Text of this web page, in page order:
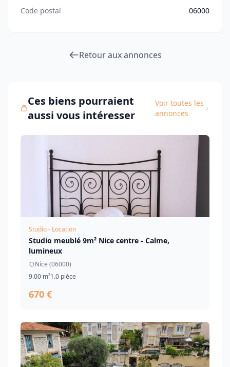
Code postal 06000
Retour aux annonces
Ces biens pourraient
aussi vous intéresser
Voir toutes les
annonces
Studio - Location
Studio meublé 9m² Nice centre - Calme,
lumineux
Nice (06000)
9.00 m²1.0 pièce
670 €